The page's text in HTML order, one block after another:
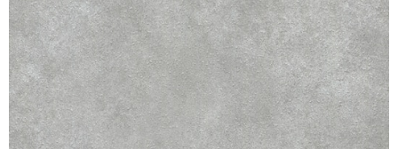
収納 インテリア・ 家具
照明 ペット用品
内装用建材 パネル・壁材
名古屋ショールーム 京都 ショールーム
福岡 ショールーム 札幌スマートショールー
ム
横浜スマート ショールー
ム
ウェルビーみのおHDC
BOX
よくある質問 お問い合わせ
修理お問い合わせ クレーム公開
説明書・図面検索 水まわり3年保証
ミラタップと 創る家
ASOLIE
工事会社紹介Coziコンシ
ェルジュ
自分らしい家づくり
SUVACO
最高のリノベ会社がみつ
かる リノベりす